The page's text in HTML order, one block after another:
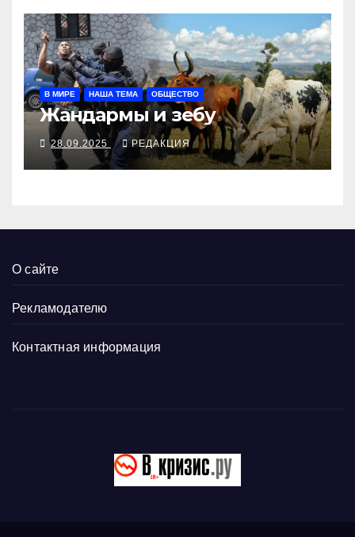
В МИРЕ НАША ТЕМА ОБЩЕСТВО
Жандармы и зебу
28.09.2025 РЕДАКЦИЯ
О сайте
Рекламодателю
Контактная информация